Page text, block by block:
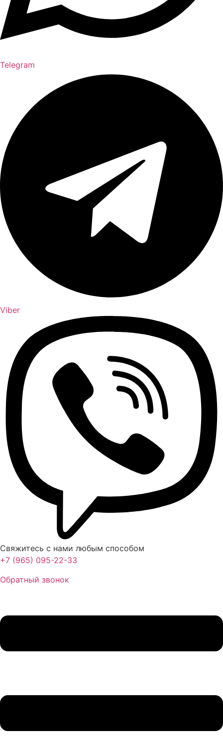
Telegram
Viber
Свяжитесь с нами любым способом
+7 (965) 095-22-33
Обратный звонок